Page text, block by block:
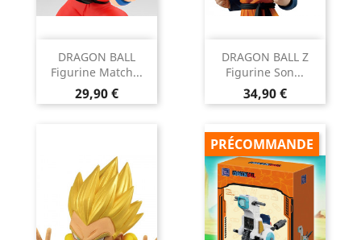
DRAGON BALL
Figurine Match...
Prix
29,90 €
DRAGON BALL Z
Figurine Son...
Prix
34,90 €
PRÉCOMMANDE